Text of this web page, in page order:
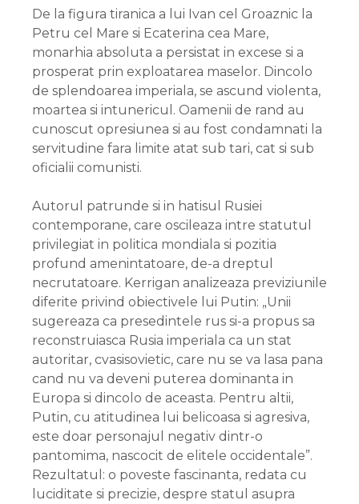
De la figura tiranica a lui Ivan cel Groaznic la
Petru cel Mare si Ecaterina cea Mare,
monarhia absoluta a persistat in excese si a
prosperat prin exploatarea maselor. Dincolo
de splendoarea imperiala, se ascund violenta,
moartea si intunericul. Oamenii de rand au
cunoscut opresiunea si au fost condamnati la
servitudine fara limite atat sub tari, cat si sub
oficialii comunisti.
Autorul patrunde si in hatisul Rusiei
contemporane, care oscileaza intre statutul
privilegiat in politica mondiala si pozitia
profund amenintatoare, de-a dreptul
necrutatoare. Kerrigan analizeaza previziunile
diferite privind obiectivele lui Putin: „Unii
sugereaza ca presedintele rus si-a propus sa
reconstruiasca Rusia imperiala ca un stat
autoritar, cvasisovietic, care nu se va lasa pana
cand nu va deveni puterea dominanta in
Europa si dincolo de aceasta. Pentru altii,
Putin, cu atitudinea lui belicoasa si agresiva,
este doar personajul negativ dintr-o
pantomima, nascocit de elitele occidentale”.
Rezultatul: o poveste fascinanta, redata cu
luciditate si precizie, despre statul asupra